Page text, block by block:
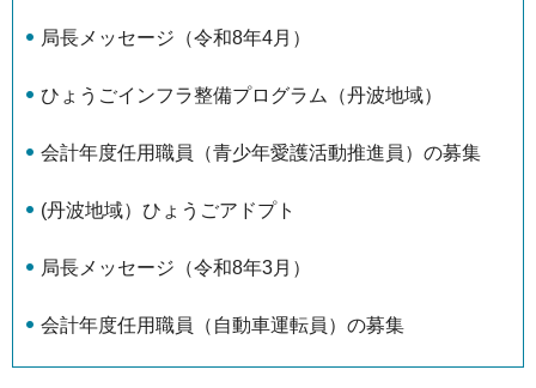
局長メッセージ（令和8年4月）
ひょうごインフラ整備プログラム（丹波地域）
会計年度任用職員（青少年愛護活動推進員）の募集
(丹波地域）ひょうごアドプト
局長メッセージ（令和8年3月）
会計年度任用職員（自動車運転員）の募集